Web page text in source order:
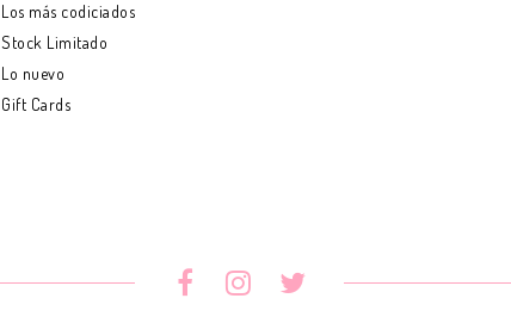
Los más codiciados
Stock Limitado
Lo nuevo
Gift Cards